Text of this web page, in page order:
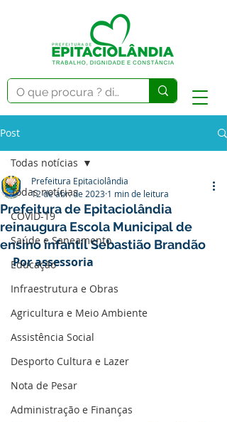
Post
Todas notícias
COVID-19
Saúde e Saneamento
Educação
Infraestrutura e Obras
Agricultura e Meio Ambiente
Assistência Social
Desporto Cultura e Lazer
Nota de Pesar
Administração e Finanças
Todas notícias
Prefeitura de Epitaciolândia
reinaugura Escola Municipal de
ensino infantil Sebastião Brandão
Prefeitura Epitaciolândia
12 de abr. de 2023 1 min de leitura
Por assessoria